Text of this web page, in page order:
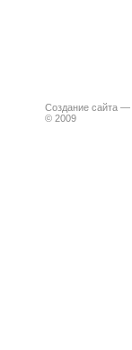
Создание сайта —
© 2009